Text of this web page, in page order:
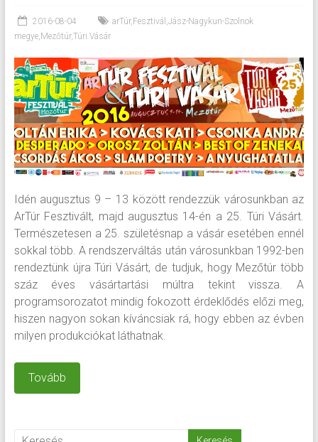
2016-08-04 arTúr,Fesztivál ,Jász-Nagykun-Szolnok
megye,Mezőtúr,Túri Vásár
Idén augusztus 9 – 13 között rendezzük városunkban az
ArTúr Fesztivált, majd augusztus 14-én a 25. Túri Vásárt.
Természetesen a 25. születésnap a vásár esetében ennél
sokkal több. A rendszerváltás után városunkban 1992-ben
rendeztünk újra Túri Vásárt, de tudjuk, hogy Mezőtúr több
száz éves vásártartási múltra tekint vissza. A
programsorozatot mindig fokozott érdeklődés előzi meg,
hiszen nagyon sokan kíváncsiak rá, hogy ebben az évben
milyen produkciókat láthatnak.
Tovább